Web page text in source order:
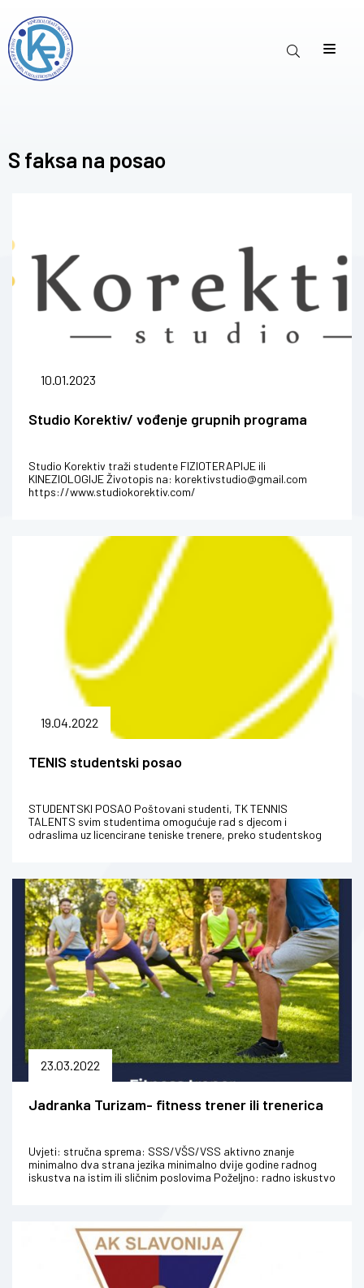
S faksa na posao
10.01.2023
Studio Korektiv/ vođenje grupnih programa
Studio Korektiv traži studente FIZIOTERAPIJE ili
KINEZIOLOGIJE Životopis na: korektivstudio@gmail.com
https://www.studiokorektiv.com/
19.04.2022
TENIS studentski posao
STUDENTSKI POSAO Poštovani studenti, TK TENNIS
TALENTS svim studentima omogućuje rad s djecom i
odraslima uz licencirane teniske trenere, preko studentskog
23.03.2022
Jadranka Turizam- fitness trener ili trenerica
Uvjeti: stručna sprema: SSS/VŠS/VSS aktivno znanje
minimalno dva strana jezika minimalno dvije godine radnog
iskustva na istim ili sličnim poslovima Poželjno: radno iskustvo